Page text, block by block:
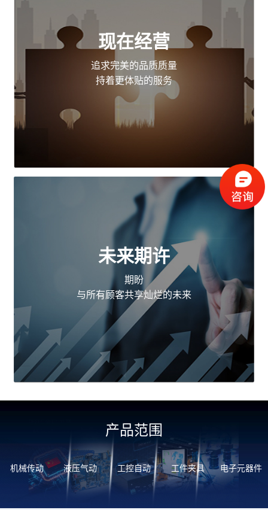
现在经营
追求完美的品质质量
持着更体贴的服务
未来期许
期盼
与所有顾客共享灿烂的未来
产品范围
机械传动 液压气动 工控自动 工件夹具 电子元器件